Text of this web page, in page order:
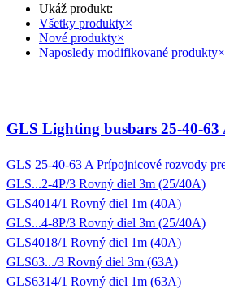
Ukáž produkt:
Všetky produkty×
Nové produkty×
Naposledy modifikované produkty×
GLS Lighting busbars 25-40-63
GLS 25-40-63 A Prípojnicové rozvody
GLS...2-4P/3 Rovný diel 3m (25/40A)
GLS4014/1 Rovný diel 1m (40A)
GLS...4-8P/3 Rovný diel 3m (25/40A)
GLS4018/1 Rovný diel 1m (40A)
GLS63.../3 Rovný diel 3m (63A)
GLS6314/1 Rovný diel 1m (63A)